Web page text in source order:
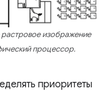
изображение
процессор.
приоритеты